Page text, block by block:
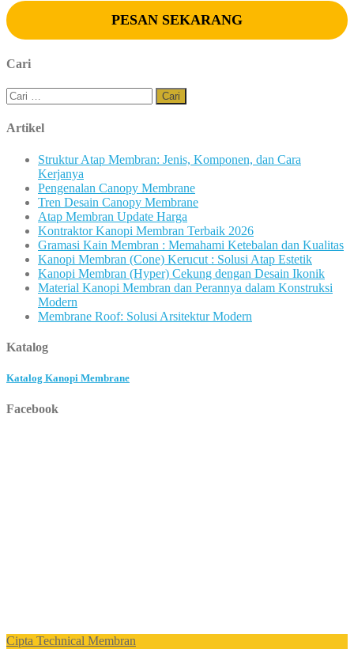
PESAN SEKARANG
Cari
Cari
untuk:
Artikel
Struktur Atap Membran: Jenis, Komponen, dan Cara
Kerjanya
Pengenalan Canopy Membrane
Tren Desain Canopy Membrane
Atap Membran Update Harga
Kontraktor Kanopi Membran Terbaik 2026
Gramasi Kain Membran : Memahami Ketebalan dan Kualitas
Kanopi Membran (Cone) Kerucut : Solusi Atap Estetik
Kanopi Membran (Hyper) Cekung dengan Desain Ikonik
Material Kanopi Membran dan Perannya dalam Konstruksi
Modern
Membrane Roof: Solusi Arsitektur Modern
Katalog
Katalog Kanopi Membrane
Facebook
Cipta Technical Membran